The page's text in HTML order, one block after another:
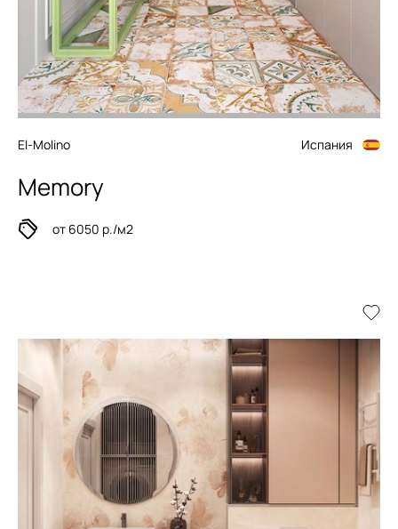
El-Molino Испания
Memory
от 6050 р./м2